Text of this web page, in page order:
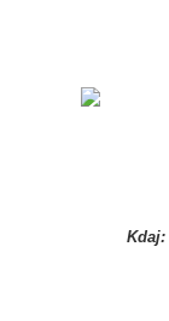
Kdaj: